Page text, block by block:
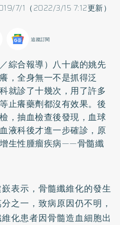
7/1（2022/3/15 7:12更新）
追蹤訂閱
綜合報導）八十歲的姚先
，全身無一不是抓得泛
就診了十幾次，用了許多
止癢藥劑都沒有效果。後
，抽血檢查後發現，血球
液科後才進一步確診，原
生性腫瘤疾病——骨髓纖
表示，骨髓纖維化的發生
之一，致病原因仍不明，
化患者因骨髓造血細胞出